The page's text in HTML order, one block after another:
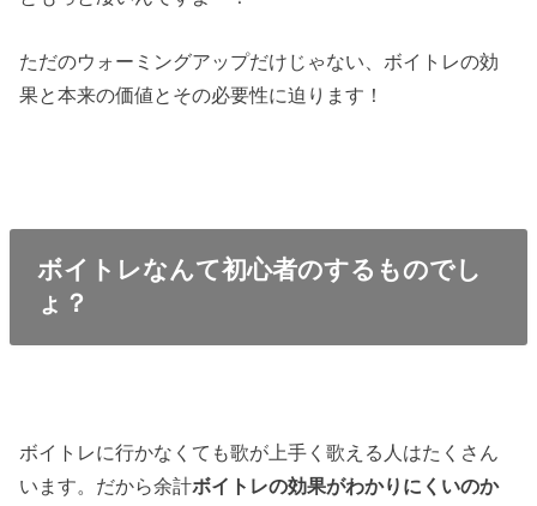
ただのウォーミングアップだけじゃない、ボイトレの効
果と本来の価値とその必要性に迫ります！
ボイトレなんて初心者のするものでし
ょ？
ボイトレに行かなくても歌が上手く歌える人はたくさん
います。だから余計ボイトレの効果がわかりにくいのか